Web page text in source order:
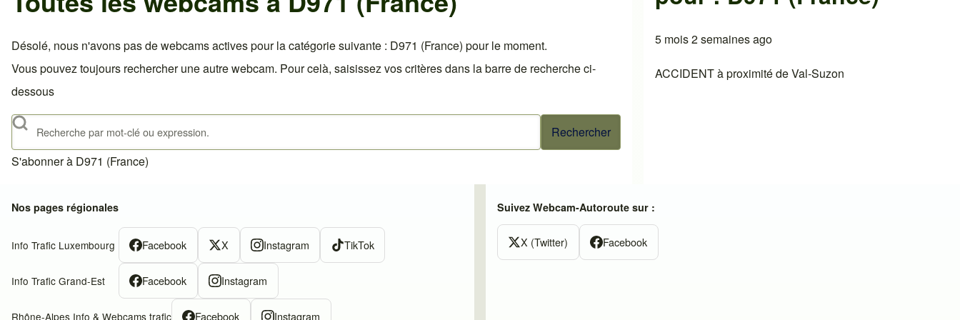
Désolé, nous n'avons pas de webcams actives pour la catégorie suivante : D971 (France) pour le moment.
Vous pouvez toujours rechercher une autre webcam. Pour celà, saisissez vos critères dans la barre de recherche ci-
dessous
Rechercher
S'abonner à D971 (France)
5 mois 2 semaines ago
ACCIDENT à proximité de Val-Suzon
Nos pages régionales
Info Trafic Luxembourg Facebook X Instagram TikTok
Info Trafic Grand-Est Facebook Instagram
Rhône-Alpes Info & Webcams trafic Facebook Instagram
Suivez Webcam-Autoroute sur :
X (Twitter) Facebook